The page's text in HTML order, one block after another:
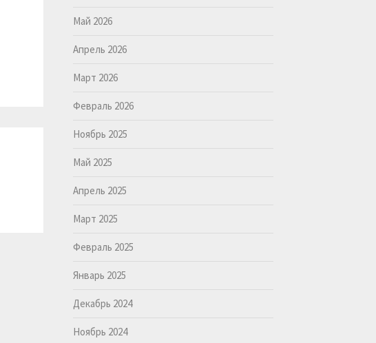
Май 2026
Апрель 2026
Март 2026
Февраль 2026
Ноябрь 2025
Май 2025
Апрель 2025
Март 2025
Февраль 2025
Январь 2025
Декабрь 2024
Ноябрь 2024